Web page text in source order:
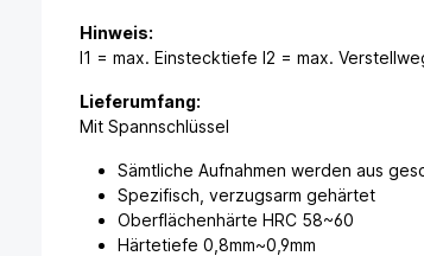
Hinweis:
l1 = max. Einstecktiefe l2 = max.
Lieferumfang:
Mit Spannschlüssel
Sämtliche Aufnahmen werden aus
Spezifisch, verzugsarm gehärtet
Oberflächenhärte HRC 58~60
Härtetiefe 0,8mm~0,9mm